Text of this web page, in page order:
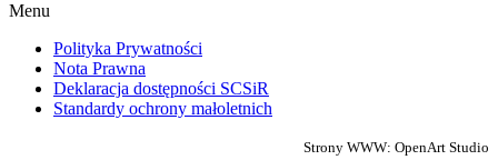
Menu
Polityka Prywatności
Nota Prawna
Deklaracja dostępności SCSiR
Standardy ochrony małoletnich
Strony WWW: OpenArt Studio